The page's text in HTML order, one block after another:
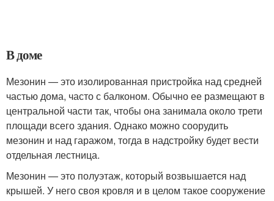
В доме
Мезонин — это изолированная пристройка над средней
частью дома, часто с балконом. Обычно ее размещают в
центральной части так, чтобы она занимала около трети
площади всего здания. Однако можно соорудить
мезонин и над гаражом, тогда в надстройку будет вести
отдельная лестница.
Мезонин — это полуэтаж, который возвышается над
крышей. У него своя кровля и в целом такое сооружение